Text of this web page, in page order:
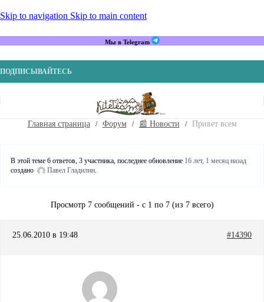
Skip to navigation Skip to main content
Мы в Telegram
ПОДПИСЫВАЙТЕСЬ
Главная страница Форум 📰 Новости Привет всем
В этой теме 6 ответов, 3 участника, последнее обновление 16 лет, 1 месяц назад
создано
Павел Гладилин.
Просмотр 7 сообщений - с 1 по 7 (из 7 всего)
25.06.2010 в 19:48 #14390